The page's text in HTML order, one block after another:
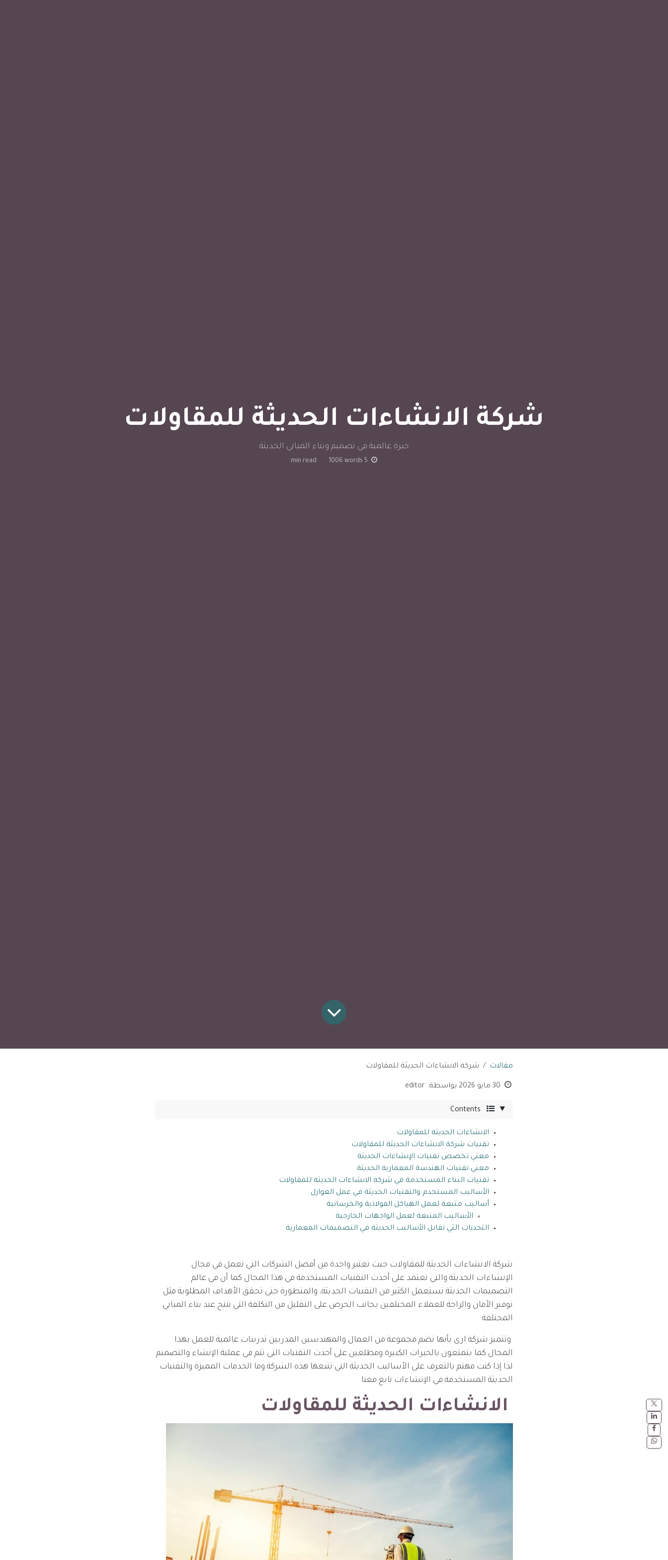
شركة الانشاءات الحديثة للمقاولات
خبرة عالمية في تصميم وبناء المباني الحديثة
5
min read · 1006 words
مقالات شركة الانشاءات الحديثة للمقاولات
30 مايو 2026 بواسطة editor
Contents
الانشاءات الحديثة للمقاولات
تقنيات شركة الانشاءات الحديثة للمقاولات
معني تخصص تقنيات الإنشاءات الحديثة
معني تقنيات الهندسة المعمارية الحديثة
تقنيات البناء المستخدمة في شركة الانشاءات الحديثة للمقاولات
الأساليب المستخدم والتقنيات الحديثة في عمل العوازل
أساليب متبعة لعمل الهياكل الفولاذية والخرسانية
الأساليب المتبعة لعمل الواجهات الخارجية
التحديات التي تقابل الأساليب الحديثة في التصميمات المعمارية
شركة الانشاءات الحديثة للمقاولات حيث تعتبر واحدة من أفضل الشركات التي تعمل في مجال
الإنشاءات الحديثة والتي تعتمد على أحدث التقنيات المستخدمة في هذا المجال كما أن في عالم
التصميمات الحديثة تستعمل الكثير من التقنيات الحديثة، والمتطورة حتى تحقق الأهداف المطلوبة مثل
توفير الأمان والراحة للعملاء المختلفين بجانب الحرص على التقليل من التكلفة التي تنتج عند بناء المباني
المختلفة
وتتميز شركة ارى بأنها تضم مجموعة من العمال والمهندسين المدربين تدريبات عالمية للعمل بهذا
المجال كما يتمتعون بالخبرات الكبيرة ومطلعين على أحدث التقنيات التي تتم في عملية الإنشاء والتصميم
لذا إذا كنت مهتم بالتعرف على الأساليب الحديثة التي تتبعها هذه الشركة وما الخدمات المميزة والتقنيات
الحديثة المستخدمة في الإنشاءات تابع معنا.
الانشاءات الحديثة للمقاولات